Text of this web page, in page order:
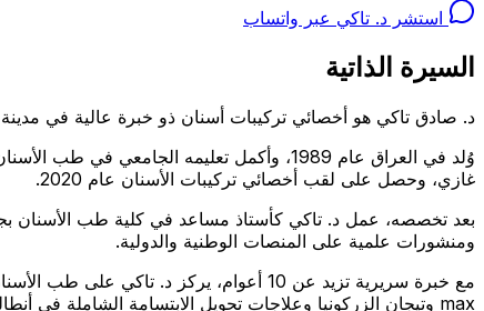
استشر د. تاكي عبر واتساب
السيرة الذاتية
د. صادق تاكي هو أخصائي تركيبات أسنان ذو خبرة عالية في مدينة
غازي، وحصل على لقب أخصائي تركيبات الأسنان عام 2020.
ومنشورات علمية على المنصات الوطنية والدولية.
max وتيجان الزركونيا وعلاجات تحويل الابتسامة الشاملة في أنطاليا.